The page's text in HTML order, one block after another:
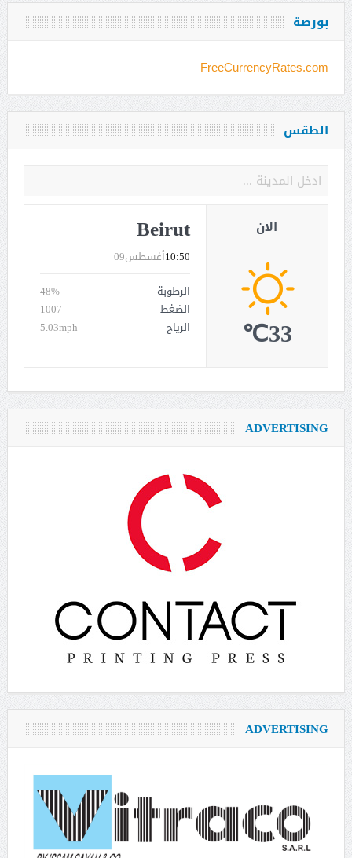
بورصة
FreeCurrencyRates.com
الطقس
Beirut
أغسطس0910:50
الرطوبة
48%
الضغط
1007
الرياح
5.03mph
الان
33℃
ADVERTISING
ADVERTISING